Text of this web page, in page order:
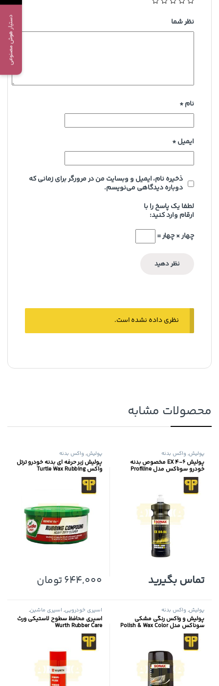
نظر شما
نام*
ایمیل*
ذخیره نام، ایمیل و وبسایت من در مرورگر برای زمانی که
دوباره دیدگاهی می‌نویسم.
لطفا یک پاسخ را با
ارقام وارد کنید:
چهار × چهار =
نظری داده نشده است.
محصولات مشابه
پولیش, واکس بدنه
پولیش 6-4 EX مخصوص بدنه
خودرو سوناکس مدل Profiline
تماس بگیرید
پولیش, واکس بدنه
پولیش زبر حرفه ای بدنه خودرو ترتل
واکس Turtle Wax Rubbing
Compound
644,000تومان
پولیش, واکس بدنه
پولیش و واکس رنگی مشکی
سوناکس مدل Polish & Wax Color
اسپری خودرویی, اسپری ماشین,
پولیش واکس بدنه
اسپری محافظ سطوح لاستیکی ورث
Wurth Rubber Care
دستیار هوش مصنوعی